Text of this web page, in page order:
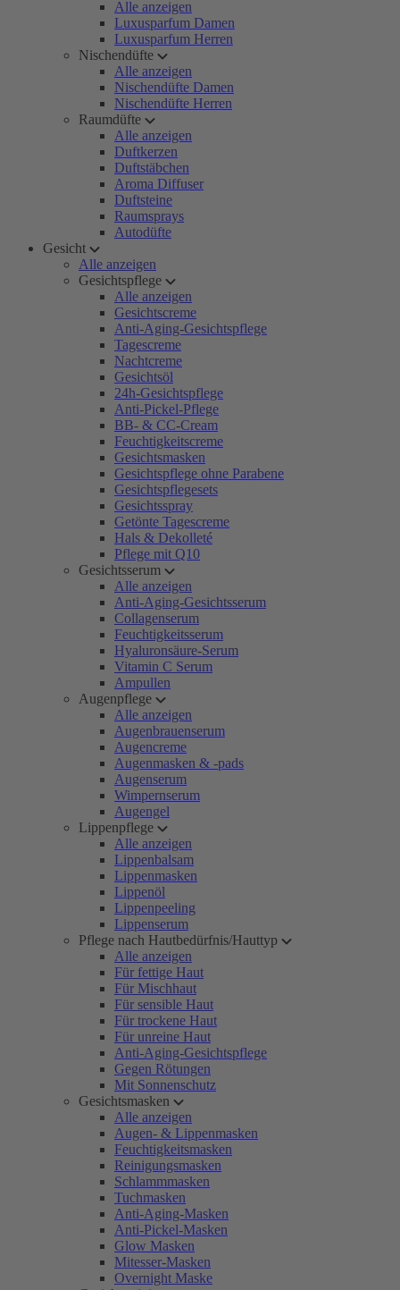
Alle anzeigen
Luxusparfum Damen
Luxusparfum Herren
Nischendüfte
Alle anzeigen
Nischendüfte Damen
Nischendüfte Herren
Raumdüfte
Alle anzeigen
Duftkerzen
Duftstäbchen
Aroma Diffuser
Duftsteine
Raumsprays
Autodüfte
Gesicht
Alle anzeigen
Gesichtspflege
Alle anzeigen
Gesichtscreme
Anti-Aging-Gesichtspflege
Tagescreme
Nachtcreme
Gesichtsöl
24h-Gesichtspflege
Anti-Pickel-Pflege
BB- & CC-Cream
Feuchtigkeitscreme
Gesichtsmasken
Gesichtspflege ohne Parabene
Gesichtspflegesets
Gesichtsspray
Getönte Tagescreme
Hals & Dekolleté
Pflege mit Q10
Gesichtsserum
Alle anzeigen
Anti-Aging-Gesichtsserum
Collagenserum
Feuchtigkeitsserum
Hyaluronsäure-Serum
Vitamin C Serum
Ampullen
Augenpflege
Alle anzeigen
Augenbrauenserum
Augencreme
Augenmasken & -pads
Augenserum
Wimpernserum
Augengel
Lippenpflege
Alle anzeigen
Lippenbalsam
Lippenmasken
Lippenöl
Lippenpeeling
Lippenserum
Pflege nach Hautbedürfnis/Hauttyp
Alle anzeigen
Für fettige Haut
Für Mischhaut
Für sensible Haut
Für trockene Haut
Für unreine Haut
Anti-Aging-Gesichtspflege
Gegen Rötungen
Mit Sonnenschutz
Gesichtsmasken
Alle anzeigen
Augen- & Lippenmasken
Feuchtigkeitsmasken
Reinigungsmasken
Schlammmasken
Tuchmasken
Anti-Aging-Masken
Anti-Pickel-Masken
Glow Masken
Mitesser-Masken
Overnight Maske